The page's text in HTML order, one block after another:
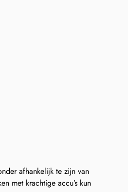
afhankelijk te zijn van
met krachtige accu’s kun